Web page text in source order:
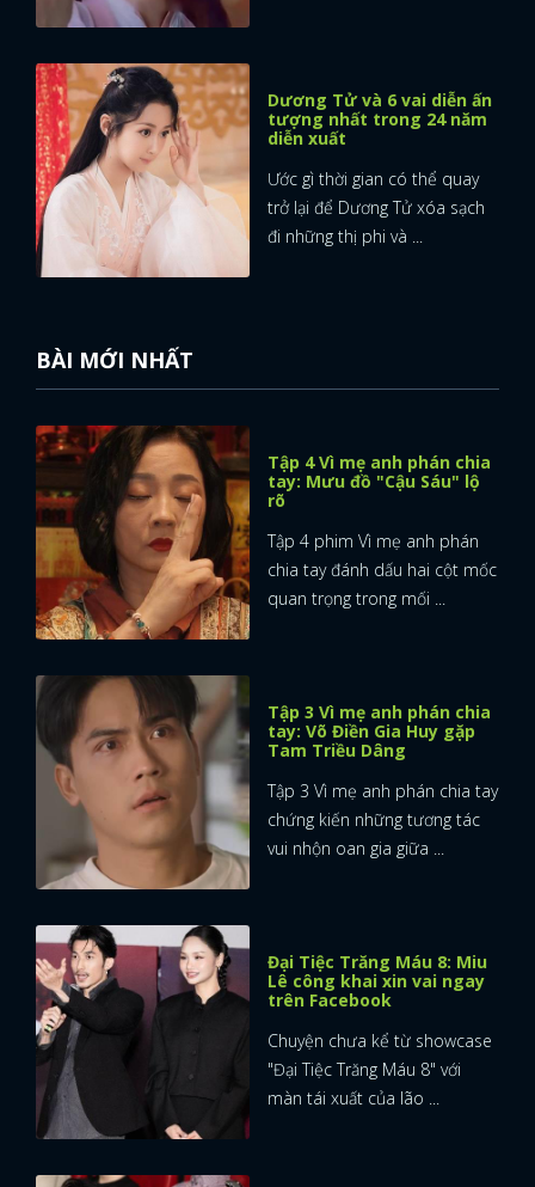
Dương Tử và 6 vai diễn ấn
tượng nhất trong 24 năm
diễn xuất
Ước gì thời gian có thể quay
trở lại để Dương Tử xóa sạch
đi những thị phi và ...
BÀI MỚI NHẤT
Tập 4 Vì mẹ anh phán chia
tay: Mưu đồ "Cậu Sáu" lộ
rõ
Tập 4 phim Vì mẹ anh phán
chia tay đánh dấu hai cột mốc
quan trọng trong mối ...
Tập 3 Vì mẹ anh phán chia
tay: Võ Điền Gia Huy gặp
Tam Triều Dâng
Tập 3 Vì mẹ anh phán chia tay
chứng kiến những tương tác
vui nhộn oan gia giữa ...
Đại Tiệc Trăng Máu 8: Miu
Lê công khai xin vai ngay
trên Facebook
Chuyện chưa kể từ showcase
"Đại Tiệc Trăng Máu 8" với
màn tái xuất của lão ...